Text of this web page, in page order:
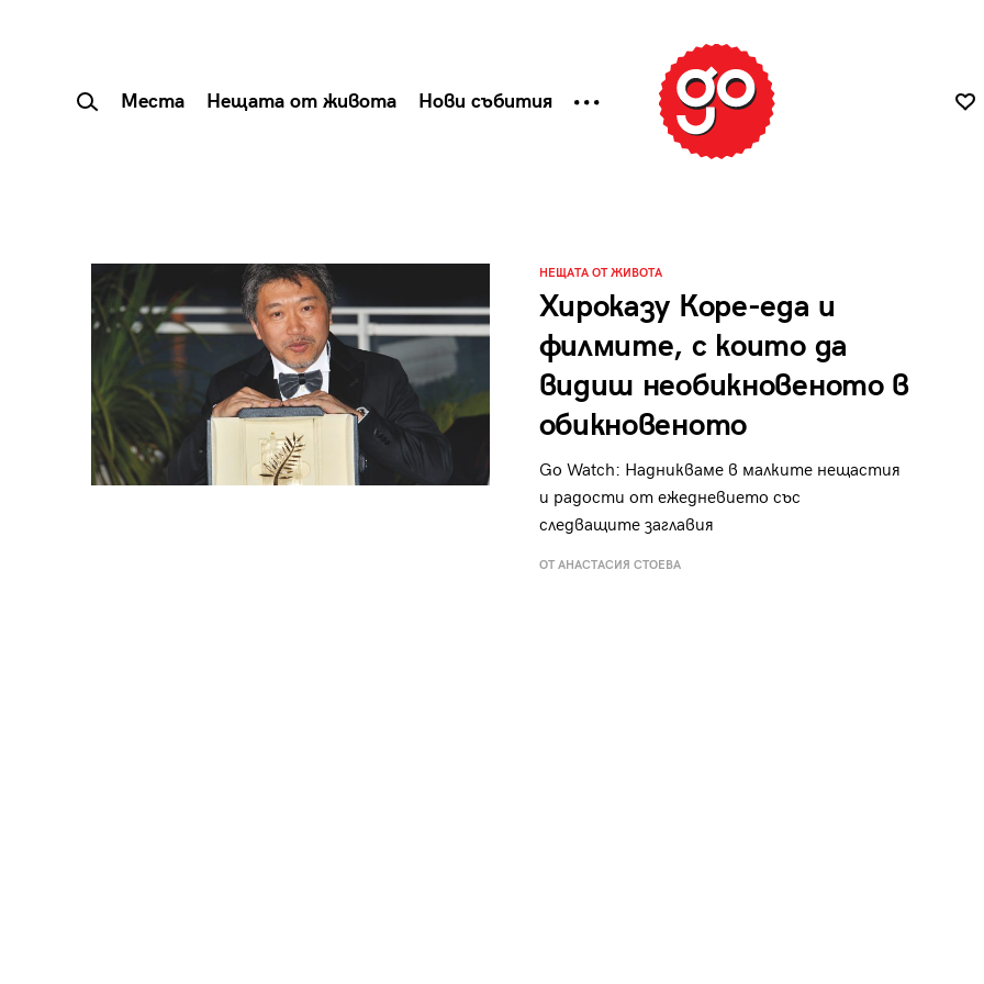
Места Нещата от живота Нови събития
НЕЩАТА ОТ ЖИВОТА
Хироказу Коре-еда и
филмите, с които да
видиш необикновеното в
обикновеното
Go Watch: Надникваме в малките нещастия
и радости от ежедневието със
следващите заглавия
ОТ АНАСТАСИЯ СТОЕВА
Tender is the Wine – Какво